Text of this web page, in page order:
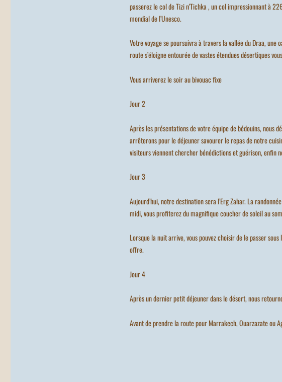
passerez le col de Tizi n’Tichka , un col impressionnant à
mondial de l’Unesco.
Votre voyage se poursuivra à travers la vallée du Draa, une
route s’éloigne entourée de vastes étendues désertiques
Vous arriverez le soir au bivouac fixe
Jour 2
Après les présentations de votre équipe de bédouins, nous
arrêterons pour le déjeuner savourer le repas de notre
visiteurs viennent chercher bénédictions et guérison, enfin
Jour 3
Aujourd’hui, notre destination sera l’Erg Zahar. La
midi, vous profiterez du magnifique coucher de soleil au
Lorsque la nuit arrive, vous pouvez choisir de le passer
offre.
Jour 4
Après un dernier petit déjeuner dans le désert, nous
Avant de prendre la route pour Marrakech, Ouarzazate ou